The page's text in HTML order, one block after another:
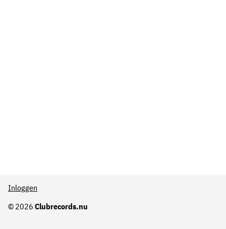
© 2026 Clubrecords.nu
Inloggen